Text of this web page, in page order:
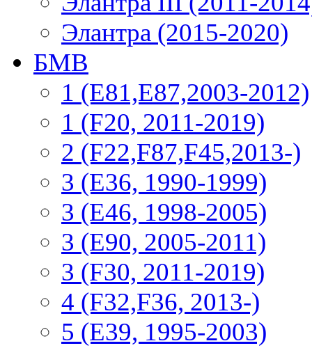
Элантра (2015-2020)
БМВ
1 (E81,E87,2003-2012)
1 (F20, 2011-2019)
2 (F22,F87,F45,2013-)
3 (Е36, 1990-1999)
3 (E46, 1998-2005)
3 (E90, 2005-2011)
3 (F30, 2011-2019)
4 (F32,F36, 2013-)
5 (E39, 1995-2003)